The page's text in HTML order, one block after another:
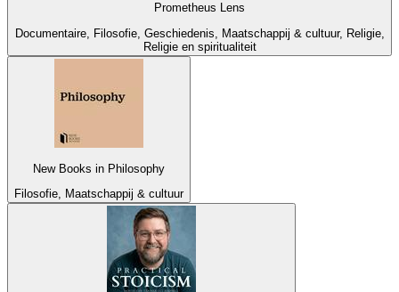
Prometheus Lens
Documentaire, Filosofie, Geschiedenis, Maatschappij & cultuur, Religie,
Religie en spiritualiteit
New Books in Philosophy
Filosofie, Maatschappij & cultuur